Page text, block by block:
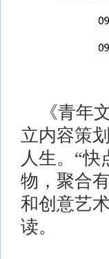
《青年
立内容策
人生。“
物，聚合
和创意艺
读。